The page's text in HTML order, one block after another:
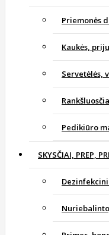
Priemonės
Kaukės,
Servetėlės,
Pedikiūro
SKYSČIAI, PREP,